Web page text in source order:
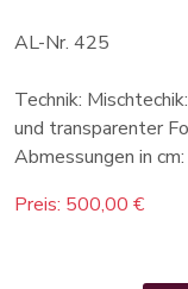
AL-Nr. 425
Technik:
und transparenter
Abmessungen in
Preis: 500,00 €